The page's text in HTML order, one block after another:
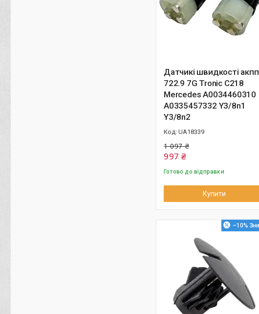
Датчикі швидкості акпп
722.9 7G Tronic C218
Mercedes A0034460310
A0335457332 Y3/8n1
Y3/8n2
UA18339
1 097 ₴
997 ₴
Готово до відправки
Купити
–10%